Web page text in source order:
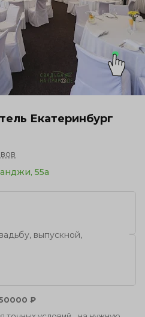
Екатеринбург
55а
выпускной,
₽